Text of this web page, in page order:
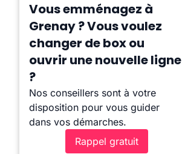
Vous emménagez à
Grenay ? Vous voulez
changer de box ou
ouvrir une nouvelle ligne
?
Nos conseillers sont à votre
disposition pour vous guider
dans vos démarches.
Rappel gratuit